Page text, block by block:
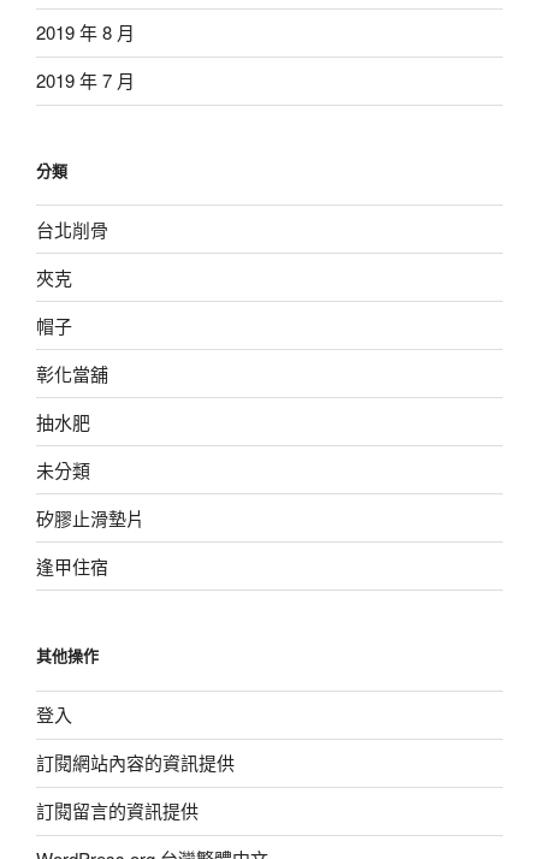
2019 年 8 月
2019 年 7 月
分類
台北削骨
夾克
帽子
彰化當舖
抽水肥
未分類
矽膠止滑墊片
逢甲住宿
其他操作
登入
訂閱網站內容的資訊提供
訂閱留言的資訊提供